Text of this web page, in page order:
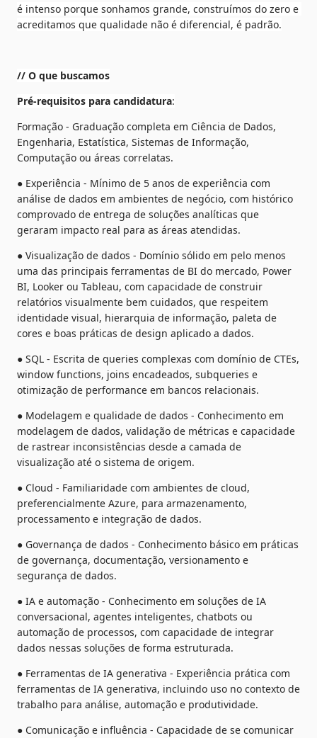
é intenso porque sonhamos grande, construímos do zero e
acreditamos que qualidade não é diferencial, é padrão.
// O que buscamos
Pré-requisitos para candidatura:
Formação - Graduação completa em Ciência de Dados,
Engenharia, Estatística, Sistemas de Informação,
Computação ou áreas correlatas.
● Experiência - Mínimo de 5 anos de experiência com
análise de dados em ambientes de negócio, com histórico
comprovado de entrega de soluções analíticas que
geraram impacto real para as áreas atendidas.
● Visualização de dados - Domínio sólido em pelo menos
uma das principais ferramentas de BI do mercado, Power
BI, Looker ou Tableau, com capacidade de construir
relatórios visualmente bem cuidados, que respeitem
identidade visual, hierarquia de informação, paleta de
cores e boas práticas de design aplicado a dados.
● SQL - Escrita de queries complexas com domínio de CTEs,
window functions, joins encadeados, subqueries e
otimização de performance em bancos relacionais.
● Modelagem e qualidade de dados - Conhecimento em
modelagem de dados, validação de métricas e capacidade
de rastrear inconsistências desde a camada de
visualização até o sistema de origem.
● Cloud - Familiaridade com ambientes de cloud,
preferencialmente Azure, para armazenamento,
processamento e integração de dados.
● Governança de dados - Conhecimento básico em práticas
de governança, documentação, versionamento e
segurança de dados.
● IA e automação - Conhecimento em soluções de IA
conversacional, agentes inteligentes, chatbots ou
automação de processos, com capacidade de integrar
dados nessas soluções de forma estruturada.
● Ferramentas de IA generativa - Experiência prática com
ferramentas de IA generativa, incluindo uso no contexto de
trabalho para análise, automação e produtividade.
● Comunicação e influência - Capacidade de se comunicar